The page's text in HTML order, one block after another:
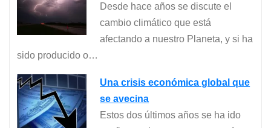
Desde hace años se discute el
cambio climático que está
afectando a nuestro Planeta, y si ha
sido producido o…
Una crisis económica global que
se avecina
Estos dos últimos años se ha ido